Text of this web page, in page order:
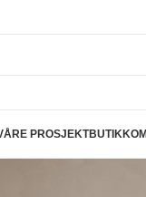
PROSJEKTBUTIKK